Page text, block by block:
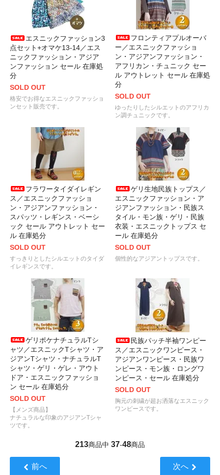
エスニックファッション3
点セット+オマケ13-14／エス
ニックファッション・アジア
ンファッション セール 在庫処
分
SOLD OUT
格安でお得なエスニックファッショ
ンセット販売です。
フロンティアプルオーバ
ー／エスニックファッショ
ン・アジアンファッション・
アフリカン・チュニック セー
ル アウトレット セール 在庫処
分
SOLD OUT
ゆったりしたシルエットのアフリカ
ン調チュニックです。
フラワータイダイレギン
ス／エスニックファッショ
ン・アジアンファッション・
スパッツ・レギンス・ベーシ
ック セール アウトレット セー
ル 在庫処分
SOLD OUT
すっきりとしたシルエットのタイダ
イレギンスです。
ゲリ生地民族トップス／
エスニックファッション・ア
ジアンファッション・民族ス
タイル・モン族・ゲリ・民族
衣装・エスニックトップス セ
ール 在庫処分
SOLD OUT
個性的なアジアントップスです。
ゲリポケナチュラルTシ
ャツ／エスニックTシャツ・ア
ジアンTシャツ・ナチュラルT
シャツ・ゲリ・ゲレ・アウト
ドア・エスニックファッショ
ン セール 在庫処分
SOLD OUT
【メンズ商品】
ナチュラルな印象のアジアンTシャ
ツです。
民族パッチ半袖ワンピー
ス／エスニックワンピース・
アジアンワンピース・民族ワ
ンピース・モン族・ロングワ
ンピース・セール 在庫処分
SOLD OUT
胸元の刺繍が超お洒落なエスニック
ワンピースです。
213商品中 37-48商品
前へ 次へ